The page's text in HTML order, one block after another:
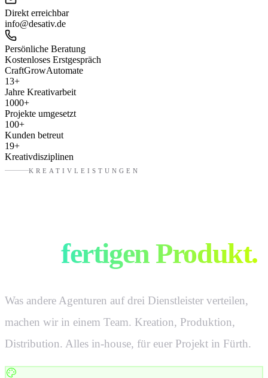
Direkt erreichbar
info@desativ.de
Persönliche Beratung
Kostenloses Erstgespräch
CraftGrowAutomate
13+
Jahre Kreativarbeit
1000+
Projekte umgesetzt
100+
Kunden betreut
19+
Kreativdisziplinen
KREATIVLEISTUNGEN
zumfertigen Produkt.
Was andere Agenturen auf drei Dienstleister verteilen,
machen wir in einem Team. Kreation, Produktion,
Distribution. Alles in-house, für euer Projekt in Fürth.